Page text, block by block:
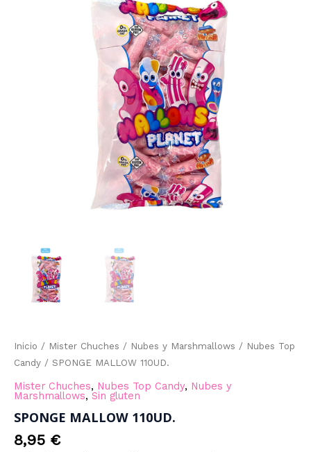
Inicio / Mister Chuches / Nubes y Marshmallows / Nubes Top
Candy / SPONGE MALLOW 110UD.
Mister Chuches, Nubes Top Candy, Nubes y
Marshmallows, Sin gluten
SPONGE MALLOW 110UD.
8,95 €